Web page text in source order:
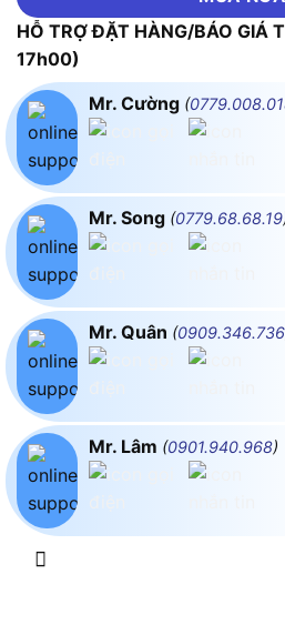
HỖ TRỢ ĐẶT HÀNG/BÁO
17h00)
Mr. Cường (
Mr. Song (0779.68.68.19
Mr. Quân (0909.346.736
Mr. Lâm (0901.940.968)